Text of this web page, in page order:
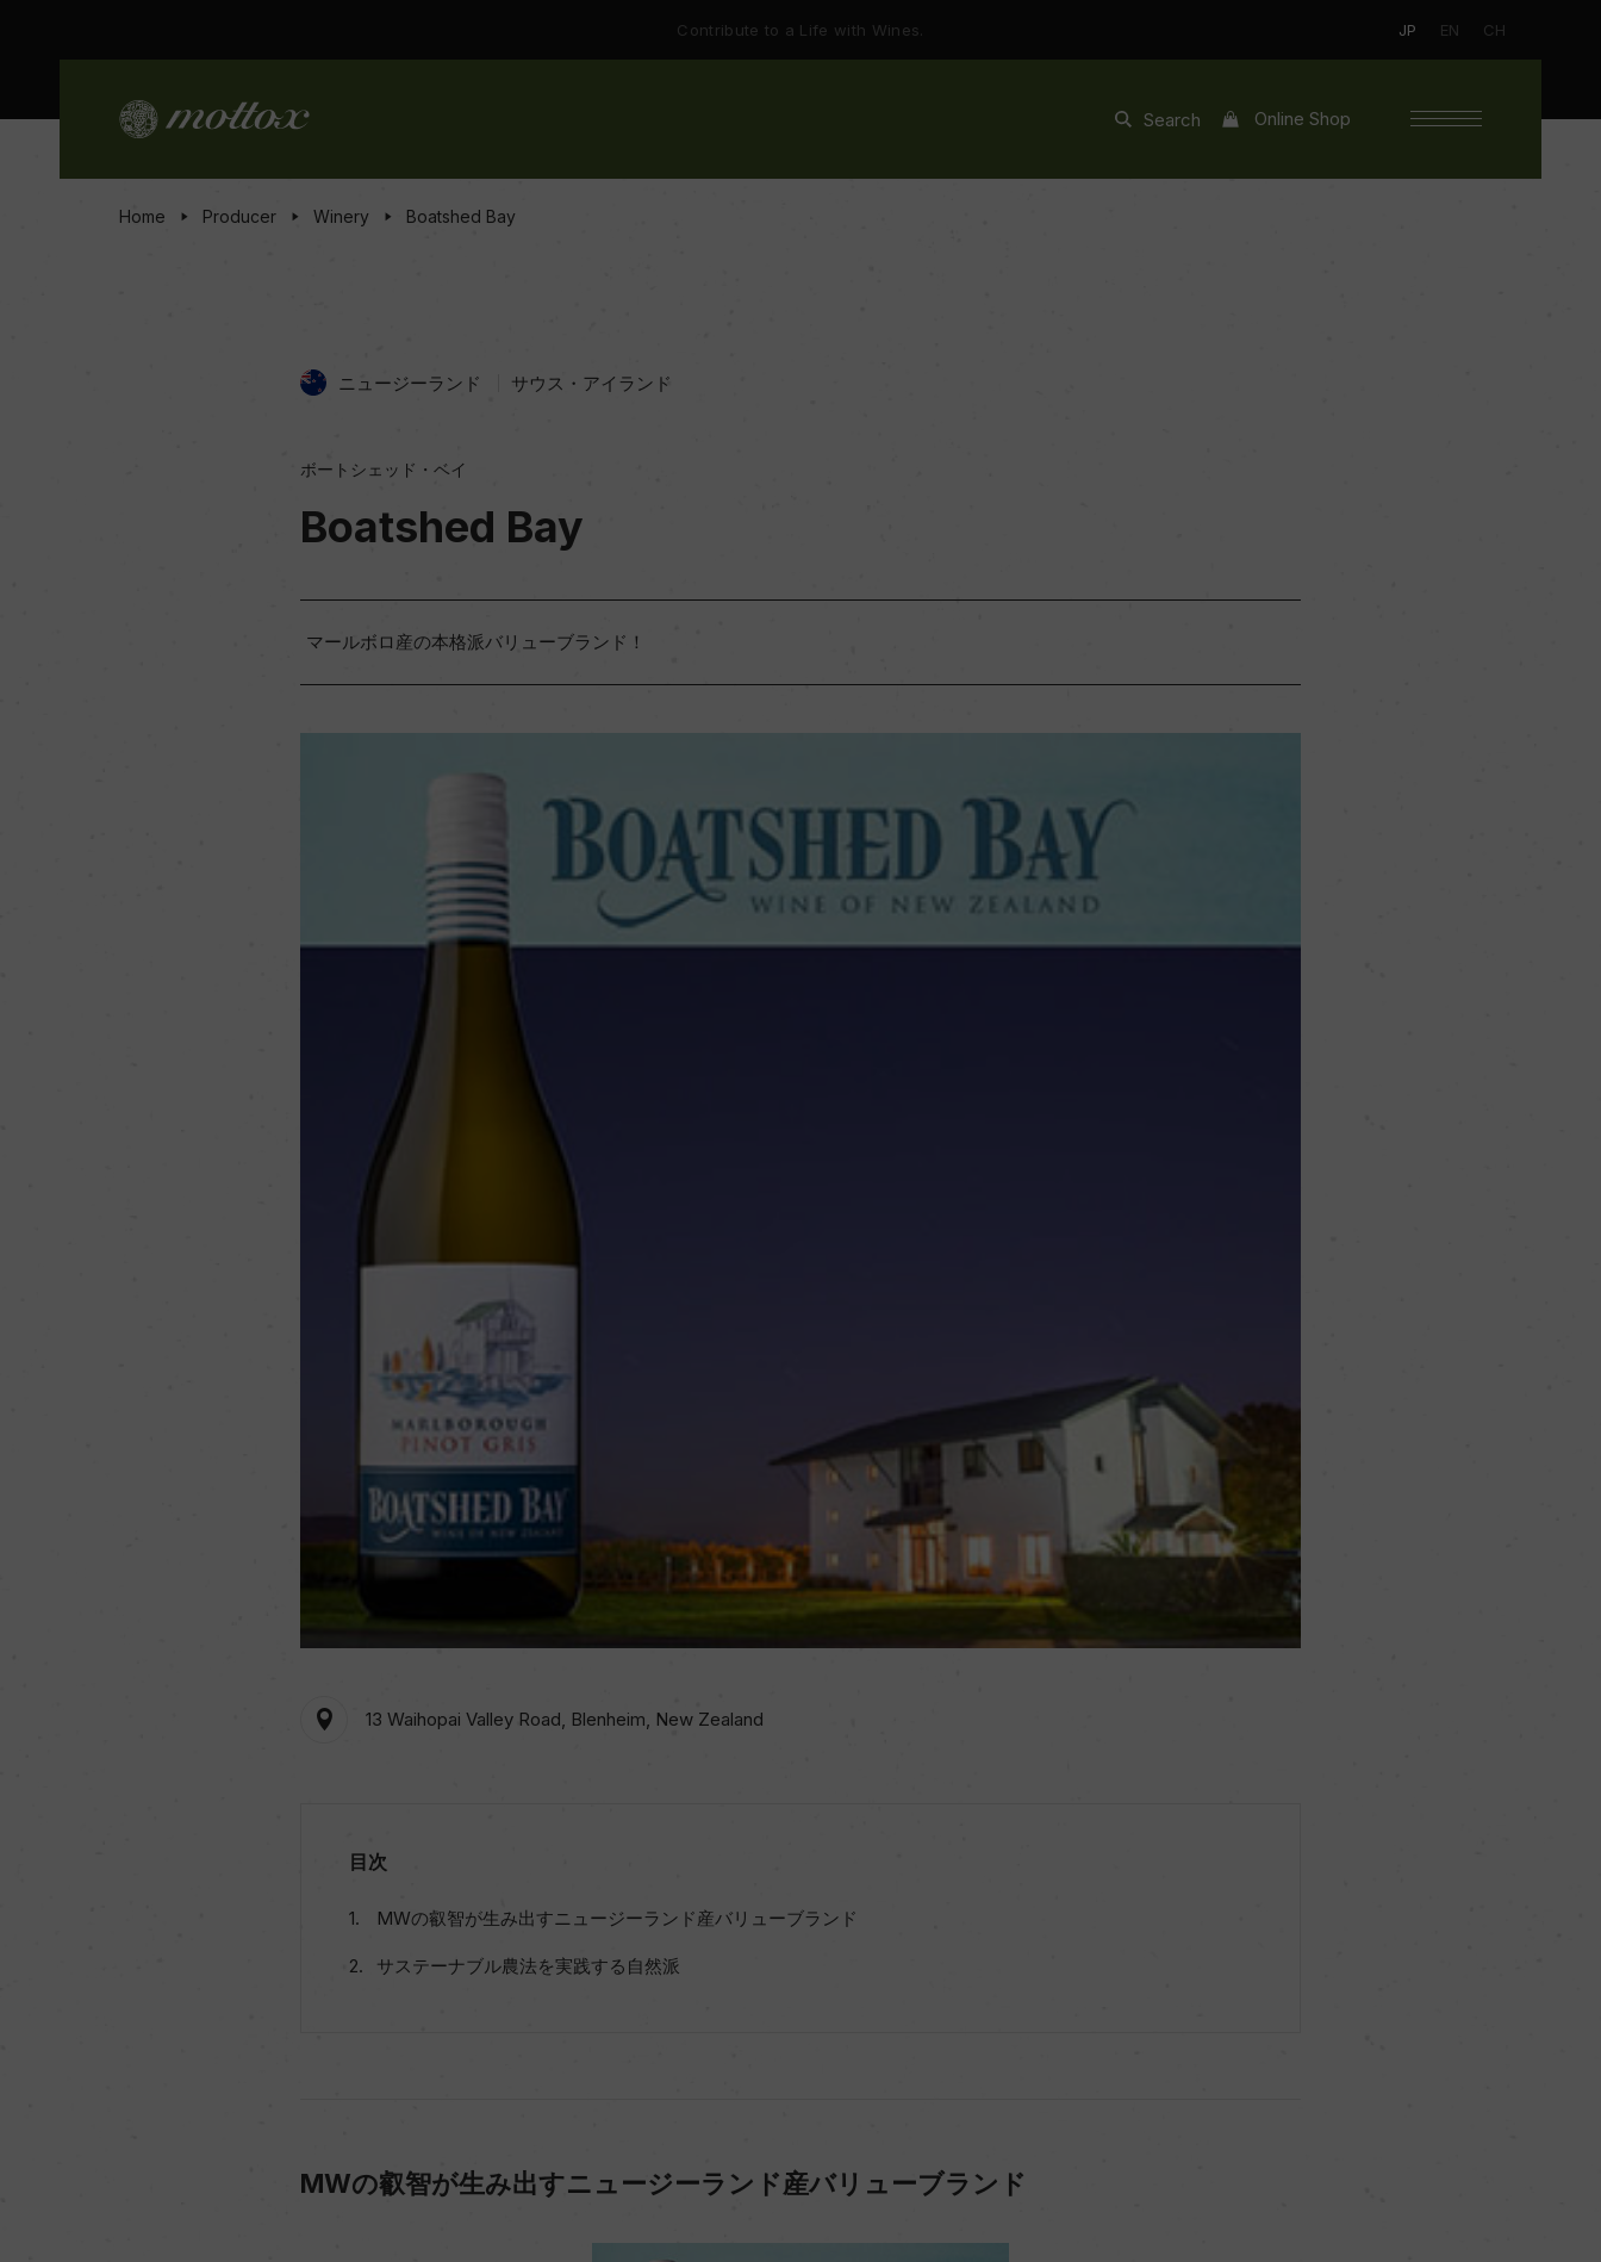
Contribute to a Life with Wines. JP EN CH
Search Online Shop
Home Producer Winery Boatshed Bay
ニュージーランド サウス・アイランド
ボートシェッド・ベイ
Boatshed Bay
マールボロ産の本格派バリューブランド！
13 Waihopai Valley Road, Blenheim, New Zealand
目次
MWの叡智が生み出すニュージーランド産バリューブランド
サステーナブル農法を実践する自然派
MWの叡智が生み出すニュージーランド産バリューブランド